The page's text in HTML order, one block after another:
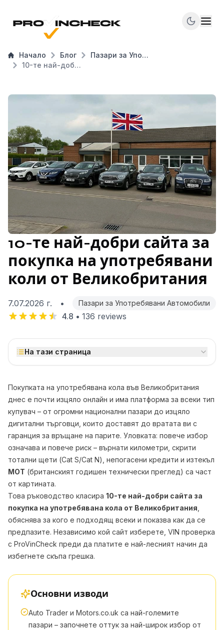
Начало Блог
Пазари за Употребявани Автомобили
10-те най-добри сайта за покупка на употребявани коли от Великобритания
10-те най-добри сайта за
покупка на употребявани
коли от Великобритания
7.07.2026 г. • Пазари за Употребявани Автомобили
4.8 • 136 reviews
На тази страница
Покупката на употребявана кола във Великобритания
днес е почти изцяло онлайн и има платформа за всеки тип
купувач – от огромни национални пазари до изцяло
дигитални търговци, които доставят до вратата ви с
гаранция за връщане на парите. Уловката: повече избор
означава и повече риск – върнати километри, скрити
тотални щети (Cat S/Cat N), непогасени кредити и изтекъл
MOT (британският годишен технически преглед) са част
от картината.
Това ръководство класира 10-те най-добри сайта за
покупка на употребявана кола от Великобритания
обяснява за кого е подходящ всеки и показва как да се
предпазите. Независимо кой сайт изберете, VIN проверка
с ProVinCheck преди да платите е най-лесният начин да
избегнете скъпа грешка.
Основни изводи
Auto Trader и Motors.co.uk са най-големите
пазари – започнете оттук за най-широк избор от